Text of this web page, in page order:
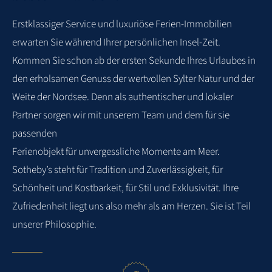
WEITERE BEWERTUNGEN
ErstklassigerServiceund luxuriöseFerien-Immobilien
erwarten Siewährend Ihrerpersönlichen Insel-Zeit.
Kommen Sie schon ab der ersten Sekunde Ihres Urlaubes in
den erholsamen Genuss der wertvollen Sylter Natur und der
Weite der Nordsee. Denn alsauthentischer und lokaler
Partner sorgen wir mit unserem Team und dem für sie
passenden
Ferienobjekt für unvergessliche Momente am Meer.
Sotheby’s steht für Tradition und Zuverlässigkeit, für
Schönheit und Kostbarkeit, für Stil und Exklusivität. Ihre
Zufriedenheitliegt uns also mehr als am Herzen. Sie ist Teil
unserer Philosophie.